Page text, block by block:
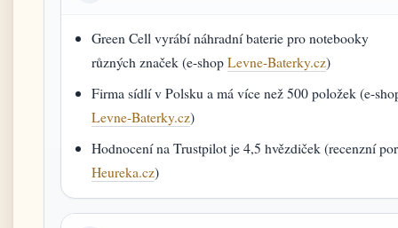
Green Cell vyrábí náhradní baterie pro notebooky
různých značek (e-shopLevne-Baterky.cz)
Firma sídlí v Polsku a má více než 500 položek (e-
Levne-Baterky.cz)
Hodnocení na Trustpilot je 4,5 hvězdiček (recenzní
Heureka.cz)